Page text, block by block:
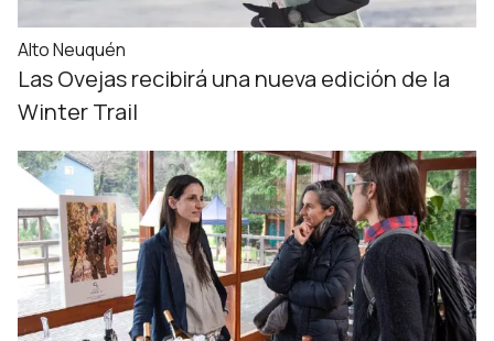
Alto Neuquén
Las Ovejas recibirá una nueva edición de la
Winter Trail